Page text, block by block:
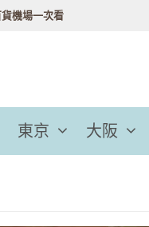
機場一次看
東京 大阪